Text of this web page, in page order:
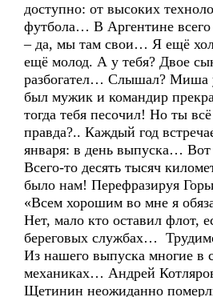
доступно: от высоких
футбола… В Аргентине всего
– да, мы там свои… Я ещё
ещё молод. А у тебя? Двое
разбогател… Слышал? Миша
был мужик и командир
тогда тебя песочил! Но ты
правда?.. Каждый год
января: в день выпуска…
Всего-то десять тысяч
было нам! Перефразируя
«Всем хорошим во мне я
Нет, мало кто оставил флот,
береговых службах…
Из нашего выпуска многие в
механиках… Андрей
Щетинин неожиданно